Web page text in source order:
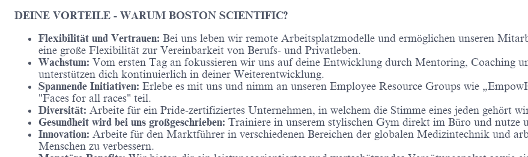
DEINE VORTEILE - WARUM BOSTON SCIENTIFIC?
Flexibilität und Vertrauen: Bei uns leben wir remote Arbeitsplatzmodelle und ermöglichen unseren
eine große Flexibilität zur Vereinbarkeit von Berufs- und Privatleben.
Wachstum: Vom ersten Tag an fokussieren wir uns auf deine Entwicklung durch Mentoring, Coaching
unterstützen dich kontinuierlich in deiner Weiterentwicklung.
Spannende Initiativen: Erlebe es mit uns und nimm an unseren Employee Resource Groups wie
"Faces for all races" teil.
Diversität: Arbeite für ein Pride-zertifiziertes Unternehmen, in welchem die Stimme eines jeden gehört
Gesundheit wird bei uns großgeschrieben: Trainiere in unserem stylischen Gym direkt im Büro und nutze
Innovation: Arbeite für den Marktführer in verschiedenen Bereichen der globalen Medizintechnik und
Menschen zu verbessern.